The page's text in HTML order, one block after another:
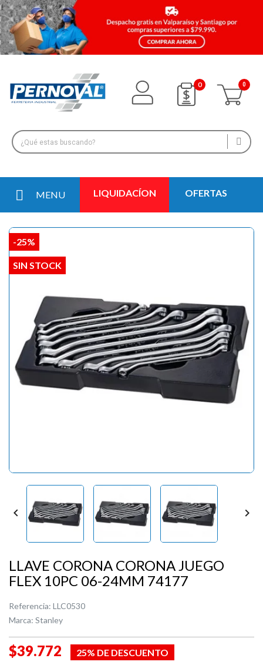
0
MENU LIQUIDACÍON OFERTAS
-25%
SIN STOCK
 
LLAVE CORONA CORONA JUEGO
FLEX 10PC 06-24MM 74177
Referencia: LLC0530
Marca: Stanley
$39.772
25% DE DESCUENTO